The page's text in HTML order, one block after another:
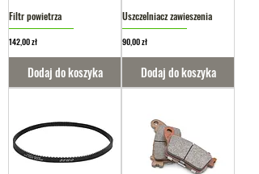
Filtr powietrza
Cena
142,00 zł
Dodaj do koszyka
Uszczelniacz zawieszenia
Cena
90,00 zł
Dodaj do koszyka